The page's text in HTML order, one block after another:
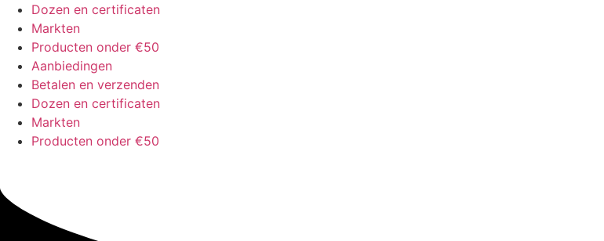
Dozen en certificaten
Markten
Producten onder €50
Aanbiedingen
Betalen en verzenden
Dozen en certificaten
Markten
Producten onder €50